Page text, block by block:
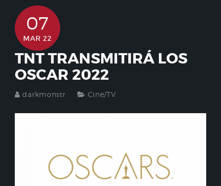
07
MAR 22
TNT TRANSMITIRÁ LOS
OSCAR 2022
darkmonstr Cine/TV